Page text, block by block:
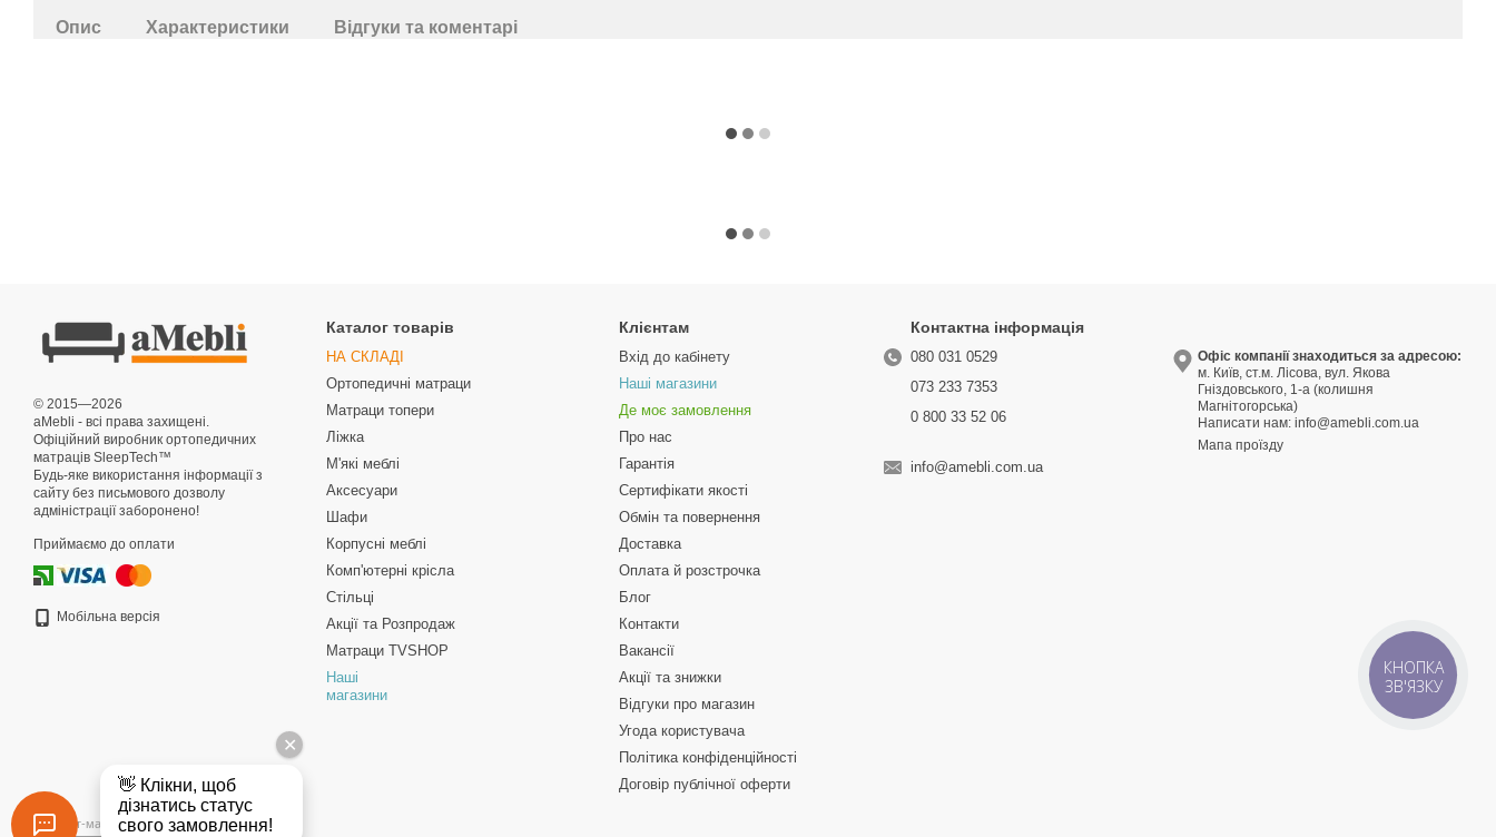
Опис Характеристики Відгуки та коментарі
© 2015—2026
aMebli - всі права захищені.
Офіційний виробник ортопедичних
матраців SleepTech™
Будь-яке використання інформації з
сайту без письмового дозволу
адміністрації заборонено!
Приймаємо до оплати
Мобільна версія
Інтернет-магазин створений з Хорошоп
Каталог товарів
НА СКЛАДІ
Ортопедичні матраци
Матраци топери
Ліжка
М'які меблі
Аксесуари
Шафи
Корпусні меблі
Комп'ютерні крісла
Стільці
Акції та Розпродаж
Матраци TVSHOP
Наші
магазини
Клієнтам
Вхід до кабінету
Наші магазини
Де моє замовлення
Про нас
Гарантія
Сертифікати якості
Обмін та повернення
Доставка
Оплата й розстрочка
Блог
Контакти
Вакансії
Акції та знижки
Відгуки про магазин
Угода користувача
Політика конфіденційності
Договір публічної оферти
Контактна інформація
080 031 0529
073 233 7353
0 800 33 52 06
info@amebli.com.ua
Офіс компанії знаходиться за адресою:
м. Київ, ст.м. Лісова, вул. Якова
Гніздовського, 1-а (колишня
Магнітогорська)
Написати нам:info@amebli.com.ua
Мапа проїзду
КНОПКА
ЗВ'ЯЗКУ